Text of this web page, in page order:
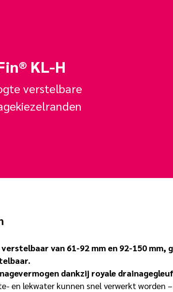
KL-H
verstelbare
van 61-92 mm en 92-150 mm,
dankzij royale drainagegleuf
en lekwater kunnen snel verwerkt worden